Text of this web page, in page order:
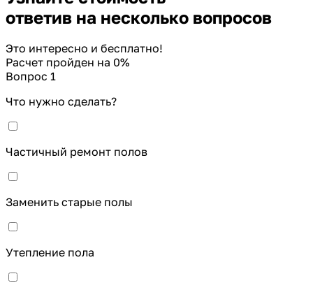
ответив на несколько вопросов
Это интересно и бесплатно!
Расчет пройден на 0%
Вопрос 1
Что нужно сделать?
Частичный ремонт полов
Заменить старые полы
Утепление пола